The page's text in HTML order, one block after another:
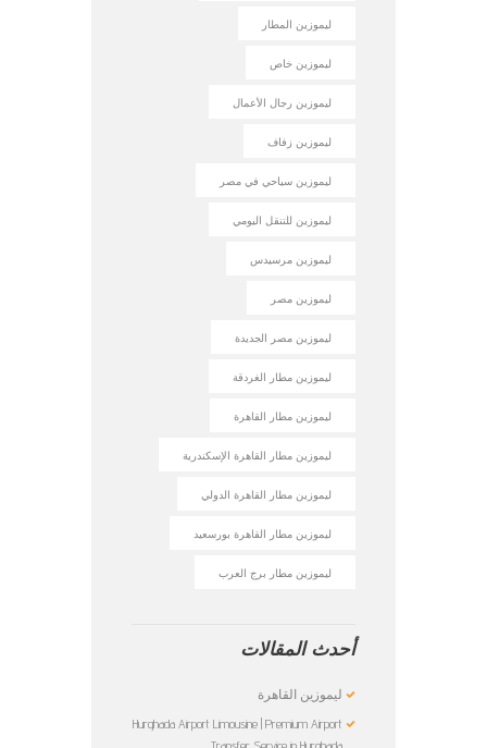
ليموزين المطار
ليموزين خاص
ليموزين رجال الأعمال
ليموزين زفاف
ليموزين سياحي في مصر
ليموزين للتنقل اليومي
ليموزين مرسيدس
ليموزين مصر
ليموزين مصر الجديدة
ليموزين مطار الغردقة
ليموزين مطار القاهرة
ليموزين مطار القاهرة الإسكندرية
ليموزين مطار القاهرة الدولي
ليموزين مطار القاهرة بورسعيد
ليموزين مطار برج العرب
أحدث المقالات
ليموزين القاهرة
Hurghada Airport Limousine | Premium Airport